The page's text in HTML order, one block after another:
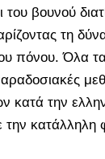
του βουνού
τη
πόνου. Όλα
κατά την
την κατάλληλη